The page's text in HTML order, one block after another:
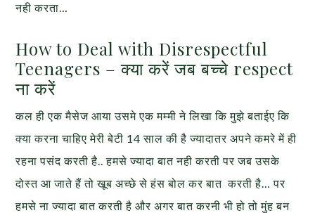
नही करता…
How to Deal with Disrespectful
Teenagers – क्या करें जब बच्चे respect
ना करें
कल ही एक मैसेज आया उसमे एक मम्मी ने लिखा कि मुझे बताईए कि
क्या करना चाहिए मेरी बेटी 14 साल की है ज्यादातर अपने कमरे में ही
रहना पसंद करती है.. हमसे ज्यादा बात नही करती पर जब उसके
दोस्त आ जाते हैं तो खूब अच्छे से हंस बोल कर बात करती है… पर
हमसे ना ज्यादा बात करती है और अगर बात करनी भी हो तो मुंह बन